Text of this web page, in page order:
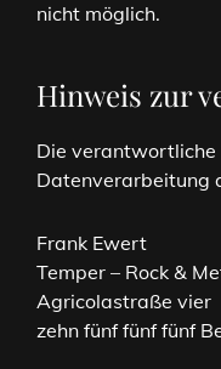
nicht möglich.
Hinweis zur
Die verantwortliche
Datenverarbeitung
Frank Ewert
Temper – Rock &
Agricolastraße vier
zehn fünf fünf fünf